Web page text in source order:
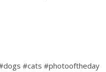
#cats #photooftheday